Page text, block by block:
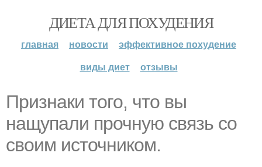
ДИЕТА ДЛЯ ПОХУДЕНИЯ
главная новости
эффективное похудение
виды диет
отзывы
Признаки того, что вы
нащупали прочную связь со
своим источником.